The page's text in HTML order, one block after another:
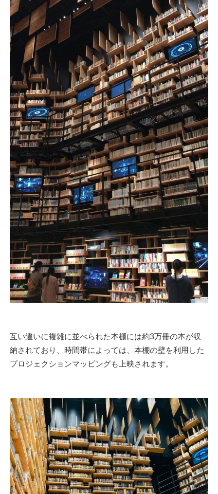
互い違いに複雑に並べられた本棚には約3万冊の本が収
納されており、時間帯によっては、本棚の壁を利用した
プロジェクションマッピングも上映されます。